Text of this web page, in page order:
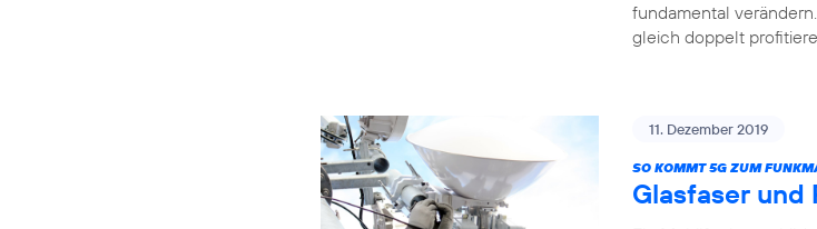
fundamental
gleich doppelt
11. Dezember 2019
SO KOMMT 5G ZUM
Glasfaser